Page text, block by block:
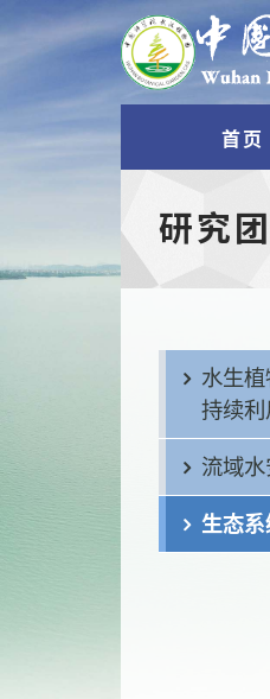
首页
研究
水生
持续利
流域
生态